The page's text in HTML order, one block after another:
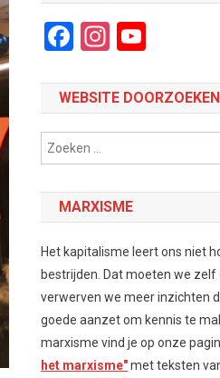
Facebook
WEBSITE DOORZOEKEN
MARXISME
Het kapitalisme leert ons niet
bestrijden. Dat moeten we
verwerven we meer inzichten
goede aanzet om kennis te
marxisme vind je op onze
het marxisme"met teksten